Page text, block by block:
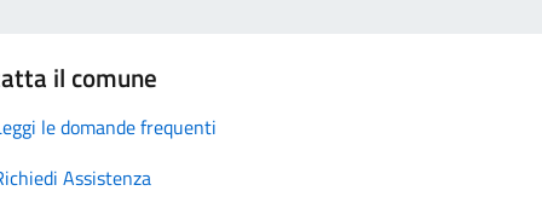
il comune
le domande frequenti
Assistenza